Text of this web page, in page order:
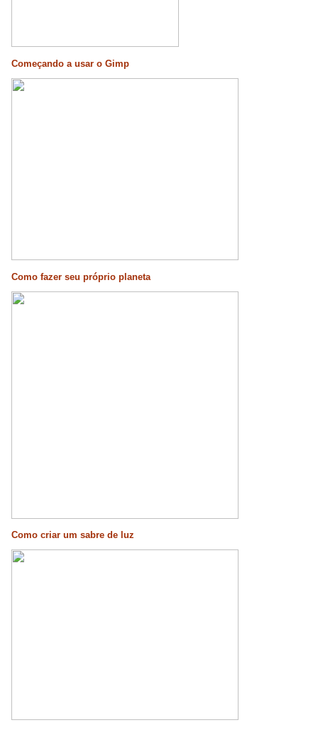
Começando a usar o Gimp
Como fazer seu próprio planeta
Como criar um sabre de luz